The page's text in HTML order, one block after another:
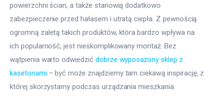
powierzchni ścian, a także stanowią dodatkowo
zabezpieczenie przed hałasem i utratą ciepła. Z pewnością
ogromną zaletą takich produktów, która bardzo wpływa na
ich popularność, jest nieskomplikowany montaż. Bez
wątpienia warto odwiedzić dobrze wyposażony sklep z
kasetonami – być może znajdziemy tam ciekawą inspirację, z
której skorzystamy podczas urządzania mieszkania.